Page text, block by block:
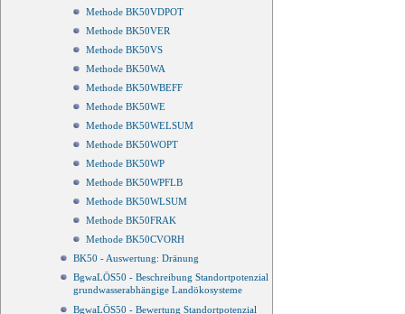
Methode BK50VDPOT
Methode BK50VER
Methode BK50VS
Methode BK50WA
Methode BK50WBEFF
Methode BK50WE
Methode BK50WELSUM
Methode BK50WOPT
Methode BK50WP
Methode BK50WPFLB
Methode BK50WLSUM
Methode BK50FRAK
Methode BK50CVORH
BK50 - Auswertung: Dränung
BgwaLÖS50 - Beschreibung Standortpotenzial
grundwasserabhängige Landökosysteme
BgwaLÖS50 - Bewertung Standortpotenzial